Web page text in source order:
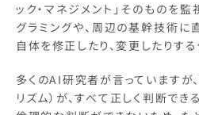
ック・マネジメント」そのものを監
グラミングや、周辺の基幹技術に
自体を修正したり、変更したりする
多くのAI研究者が言っていますが
リズム）が、すべて正しく判断で